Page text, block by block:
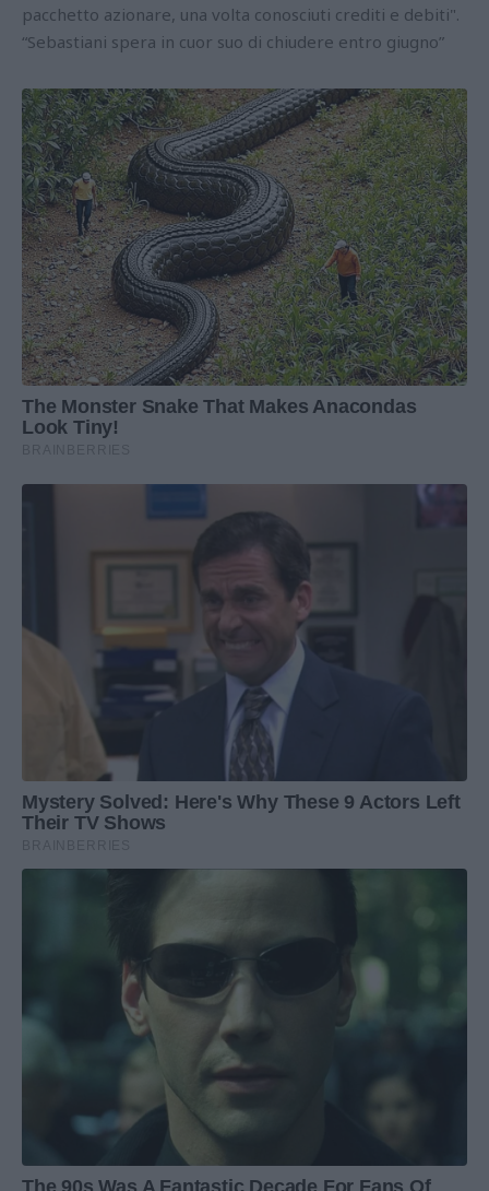
pacchetto azionare, una volta conosciuti crediti e debiti".
“Sebastiani spera in cuor suo di chiudere entro giugno”